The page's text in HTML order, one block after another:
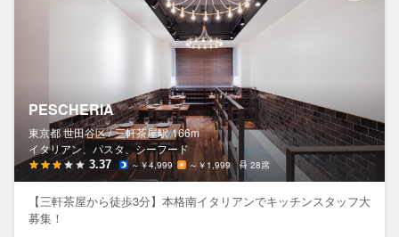
PESCHERIA
東京都 世田谷区 / 三軒茶屋駅 166m
イタリアン、パスタ、シーフード
3.37 ～￥4,999 ～￥1,999 28席
【三軒茶屋から徒歩3分】本格南イタリアンでキッチンスタッフ大
募集！